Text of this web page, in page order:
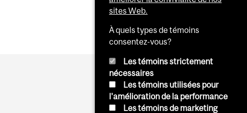
sites Web.
À quels types de témoins
consentez-vous?
Les témoins strictement
nécessaires
Les témoins utilisées pour
l'amélioration de la performance
Les témoins de marketing